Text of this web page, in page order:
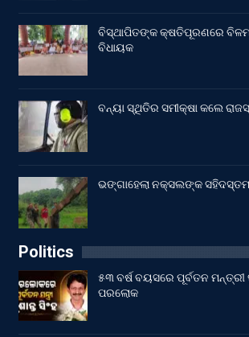
ବିସ୍ଥାପିତଙ୍କ କ୍ଷତିପୂରଣରେ
ବିଧାୟକ
ବନ୍ୟା ସ୍ଥିତିର ସମୀକ୍ଷା କଲେ
ଭଙ୍ଗାହେଲା ନକ୍ସଲଙ୍କ
Politics
୫୩ ବର୍ଷ ବୟସରେ ପୂର୍ବତନ ମନ୍ତ୍ରୀ
ପରଲୋକ